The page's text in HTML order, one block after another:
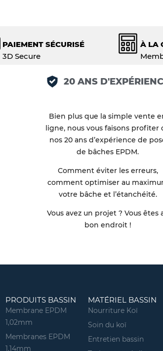
PAIEMENT SÉCURISÉ
3D Secure
À LA
20 ANS
Bien plus que la simple vente
ligne, nous vous faisons profiter
nos 20 ans d’expérience de
de bâches EPDM.
Comment éviter les erreurs,
comment optimiser au
votre bâche et l’étanchéité.
Vous avez un projet ? Vous êtes
bon endroit !
PRODUITS BASSIN
Membrane EPDM
1,02mm
Membranes EPDM
1,14mm
MATÉRIEL BASSIN
Nourriture Koï
Soin du koï
Entretien bassin